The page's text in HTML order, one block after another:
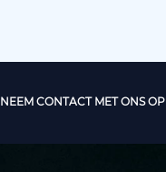
NEEM CONTACT MET ONS OP